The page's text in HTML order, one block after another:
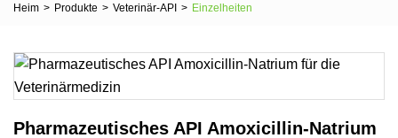
Heim > Produkte > Veterinär-API > Einzelheiten
Pharmazeutisches API Amoxicillin-Natrium